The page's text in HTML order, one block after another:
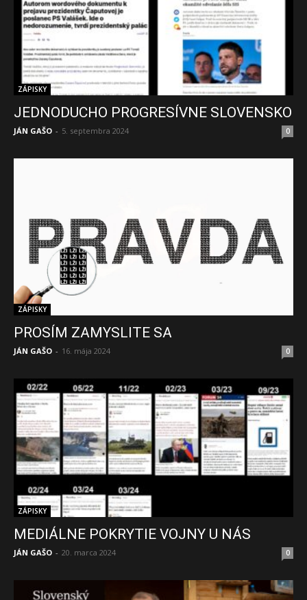
ZÁPISKY
JEDNODUCHO PROGRESÍVNE SLOVENSKO
JÁN GAŠO - 5. septembra 2024 0
ZÁPISKY
PROSÍM ZAMYSLITE SA
JÁN GAŠO - 16. mája 2024 0
ZÁPISKY
MEDIÁLNE POKRYTIE VOJNY U NÁS
JÁN GAŠO - 20. marca 2024 0